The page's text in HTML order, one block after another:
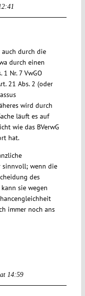
auch durch die
durch einen
Nr. 7 VwGO
21 Abs. 2 (oder
wird durch
läuft es auf
wie das BVerwG
hat.
sinnvoll; wenn die
des
sie wegen
immer noch ans
14:59